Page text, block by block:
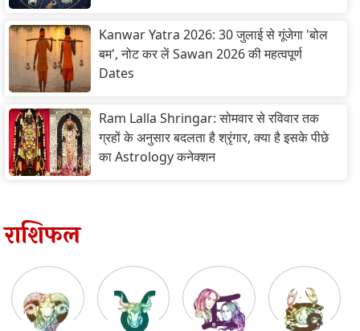
Kanwar Yatra 2026: 30 जुलाई से गूंजेगा 'बोल
बम', नोट कर लें Sawan 2026 की महत्वपूर्ण
Dates
Ram Lalla Shringar: सोमवार से रविवार तक
ग्रहों के अनुसार बदलता है श्रृंगार, क्या है इसके पीछे
का Astrology कनेक्शन
राशिफल